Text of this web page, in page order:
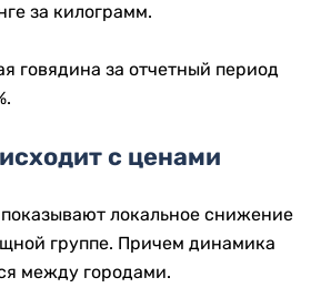
за килограмм.
говядина за отчетный период
с ценами
локальное снижение
группе. Причем динамика
между городами.